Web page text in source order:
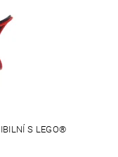
S LEGO®